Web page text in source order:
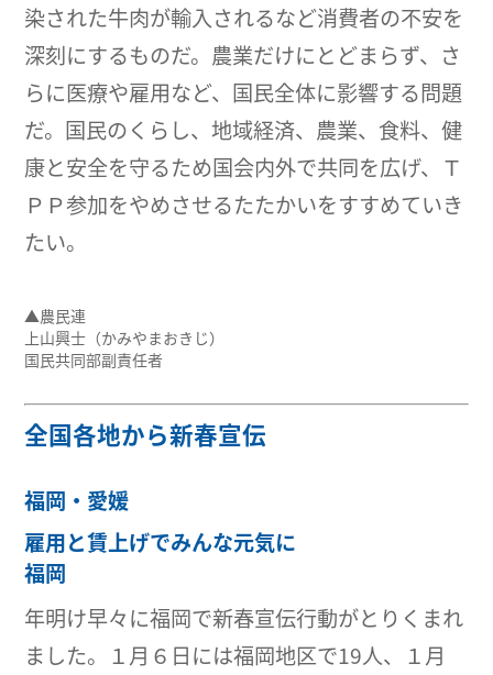
染された牛肉が輸入されるなど消費者の不安を
深刻にするものだ。農業だけにとどまらず、さ
らに医療や雇用など、国民全体に影響する問題
だ。国民のくらし、地域経済、農業、食料、健
康と安全を守るため国会内外で共同を広げ、Ｔ
ＰＰ参加をやめさせるたたかいをすすめていき
たい。
▲農民連
上山興士（かみやまおきじ）
国民共同部副責任者
全国各地から新春宣伝
福岡・愛媛
雇用と賃上げでみんな元気に
福岡
年明け早々に福岡で新春宣伝行動がとりくまれ
ました。１月６日には福岡地区で19人、１月